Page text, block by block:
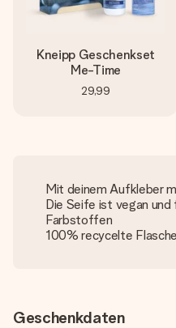
Kneipp Geschenkset
Me-Time
29,99
Mit deinem Aufkleber
Die Seife ist vegan
Farbstoffen
100% recycelte
Geschenkdaten